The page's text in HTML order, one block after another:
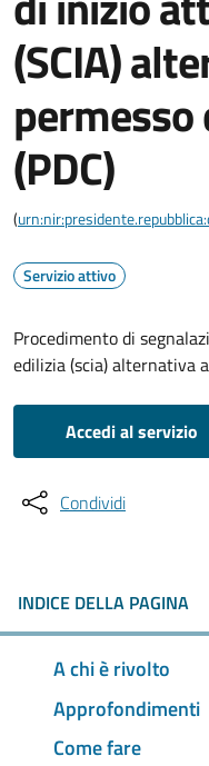
(SCIA)
(PDC)
(
Servizio attivo
Procedimento di
edilizia (scia) alternativa
Accedi al servizio
Condividi
INDICE DELLA PAGINA
A chi è rivolto
Approfondimenti
Come fare